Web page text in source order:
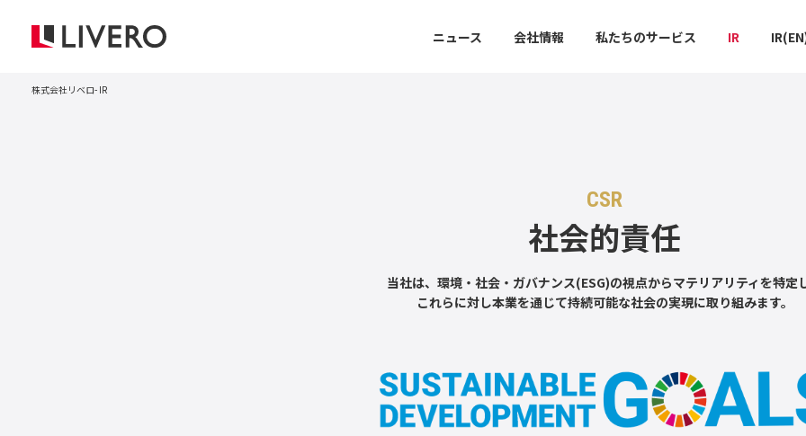
ニュース 会社情報 私たちのサービス IR
株式会社リベロ IR
CSR
社会的責任
当社は、環境・社会・ガバナンス(ESG)の視点からマテリアリティを特定し
これらに対し本業を通じて持続可能な社会の実現に取り組みます。